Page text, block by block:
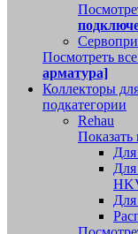
Посмотреть
арматура]
Коллекторы
подкатегории
Rehau
Показать
Для